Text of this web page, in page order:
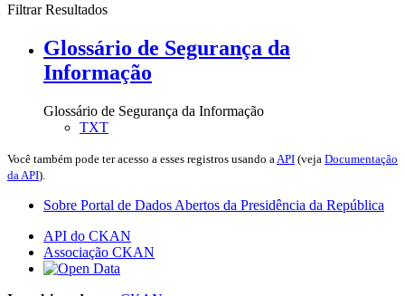
Filtrar Resultados
Glossário de Segurança da
Informação
Glossário de Segurança da Informação
TXT
Você também pode ter acesso a esses registros usando a API (veja Documentação
da API).
Sobre Portal de Dados Abertos da Presidência da República
API do CKAN
Associação CKAN